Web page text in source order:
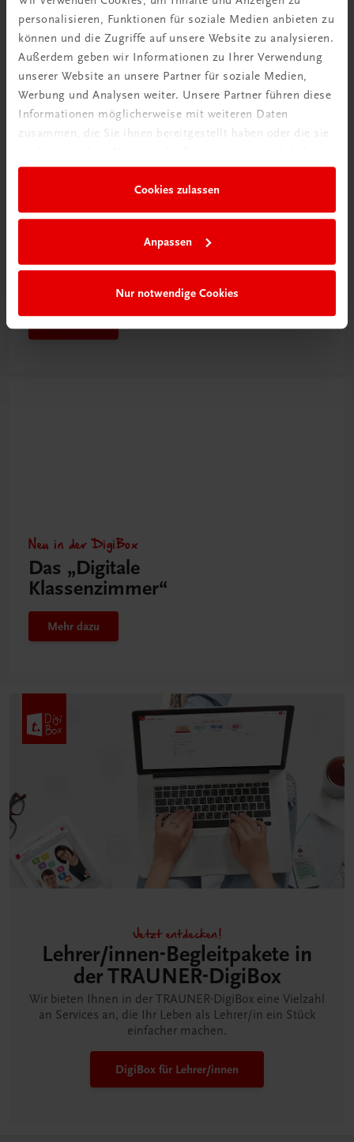
personalisieren, Funktionen für soziale Medien anbieten zu
können und die Zugriffe auf unsere Website zu analysieren.
Außerdem geben wir Informationen zu Ihrer Verwendung
unserer Website an unsere Partner für soziale Medien,
Werbung und Analysen weiter. Unsere Partner führen diese
Informationen möglicherweise mit weiteren Daten
zusammen, die Sie ihnen bereitgestellt haben oder die sie
Cookies zulassen
Anpassen
Nur notwendige Cookies
Mehr dazu
Schon entdeckt?
Ratgeber Schulpraxis
Neu in der DigiBox
Das „Digitale
Klassenzimmer“
Mehr dazu
Jetzt entdecken!
Lehrer/innen-Begleitpakete in
der TRAUNER-DigiBox
Wir bieten Ihnen in der TRAUNER-DigiBox eine Vielzahl
an Services an, die Ihr Leben als Lehrer/in ein Stück
einfacher machen.
DigiBox für Lehrer/innen